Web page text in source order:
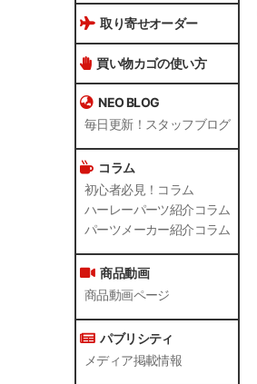
取り寄せオーダー
買い物カゴの使い方
NEO BLOG
毎日更新！スタッフブログ
コラム
初心者必見！コラム
ハーレーパーツ紹介コラム
パーツメーカー紹介コラム
商品動画
商品動画ページ
パブリシティ
メディア掲載情報